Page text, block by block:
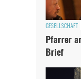
GESELLSCHAFT
Pfarrer
Brief